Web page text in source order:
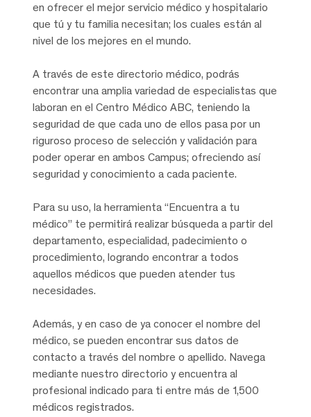
en ofrecer el mejor servicio médico y hospitalario
que tú y tu familia necesitan; los cuales están al
nivel de los mejores en el mundo.
A través de este directorio médico, podrás
encontrar una amplia variedad de especialistas que
laboran en el Centro Médico ABC, teniendo la
seguridad de que cada uno de ellos pasa por un
riguroso proceso de selección y validación para
poder operar en ambos Campus; ofreciendo así
seguridad y conocimiento a cada paciente.
Para su uso, la herramienta “Encuentra a tu
médico” te permitirá realizar búsqueda a partir del
departamento, especialidad, padecimiento o
procedimiento, logrando encontrar a todos
aquellos médicos que pueden atender tus
necesidades.
Además, y en caso de ya conocer el nombre del
médico, se pueden encontrar sus datos de
contacto a través del nombre o apellido. Navega
mediante nuestro directorio y encuentra al
profesional indicado para ti entre más de 1,500
médicos registrados.